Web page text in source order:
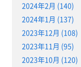
2024年2月 (140)
2024年1月 (137)
2023年12月 (108)
2023年11月 (95)
2023年10月 (120)